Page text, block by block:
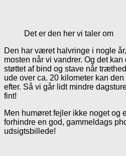
Det er den her vi taler om
Den har været halvringe i nogle
mosten når vi vandrer. Og det
støttet af bind og stave når
ude over ca. 20 kilometer kan
efter. Så vi går lidt mindre
fint!
Men humøret fejler ikke noget og
forhindre en god, gammeldags
udsigtsbillede!